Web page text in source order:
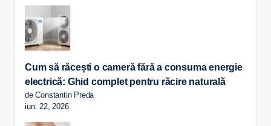
Cum să răcești o cameră fără a consuma energie
electrică: Ghid complet pentru răcire naturală
de Constantin Preda
iun. 22, 2026